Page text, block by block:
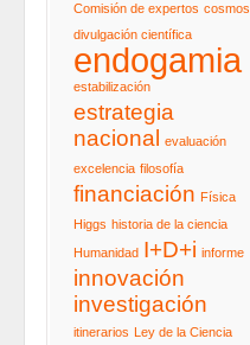
Comisión de expertos cosmos
divulgación científica
endogamia
estabilización
estrategia
nacional
evaluación
excelencia filosofía
financiación Física
Higgs historia de la ciencia
Humanidad I+D+i informe
innovación
investigación
itinerarios Ley de la Ciencia